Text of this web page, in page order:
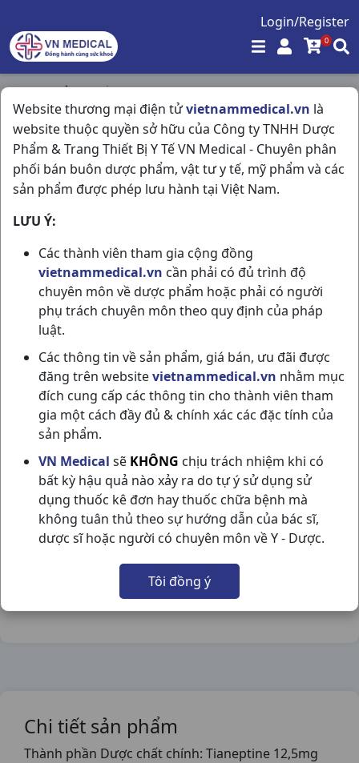
Login/Register
0
Website thương mại điện tửvietnammedical.vn là
website thuộc quyền sở hữu của Công ty TNHH Dược
Phẩm & Trang Thiết Bị Y Tế VN Medical - Chuyên phân
phối bán buôn dược phẩm, vật tư y tế, mỹ phẩm và các
sản phẩm được phép lưu hành tại Việt Nam.
LƯU Ý:
Các thành viên tham gia cộng đồng
vietnammedical.vn cần phải có đủ trình độ
chuyên môn về dược phẩm hoặc phải có người
phụ trách chuyên môn theo quy định của pháp
luật.
Các thông tin về sản phẩm, giá bán, ưu đãi được
đăng trên websitevietnammedical.vn nhằm mục
đích cung cấp các thông tin cho thành viên tham
gia một cách đầy đủ & chính xác các đặc tính của
sản phẩm.
VN Medical sẽ KHÔNG chịu trách nhiệm khi có
bất kỳ hậu quả nào xảy ra do tự ý sử dụng sử
dụng thuốc kê đơn hay thuốc chữa bệnh mà
không tuân thủ theo sự hướng dẫn của bác sĩ,
dược sĩ hoặc người có chuyên môn về Y - Dược.
Tôi đồng ý
Trang chủ / Thần Kinh - Mạch Máu Não /
Stablon H2vi15v Servier
STABLON H2VI15V SERVIER
NSX:Servier
Nhóm hàng:Thần Kinh - Mạch Máu Não,
Chia sẻ qua mạng xã hội:
Chi tiết sản phẩm
Thành phần Dược chất chính: Tianeptine 12,5mg